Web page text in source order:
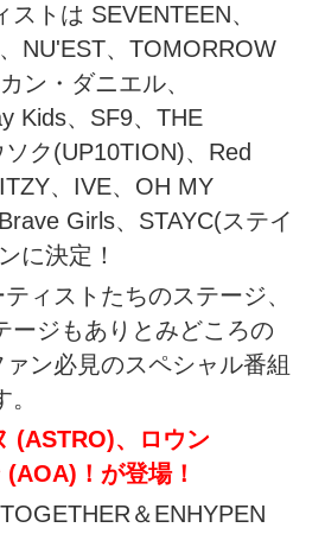
トは SEVENTEEN、
NU'EST、TOMORROW
ン・ダニエル、
Kids、SF9、THE
ク(UP10TION)、Red
、IVE、OH MY
Girls、STAYC(ステイ
に決定！
ィストたちのステージ、
ージもありとみどころの
ン必見のスペシャル番組
(ASTRO)、ロウン
！が登場！
＆ENHYPEN